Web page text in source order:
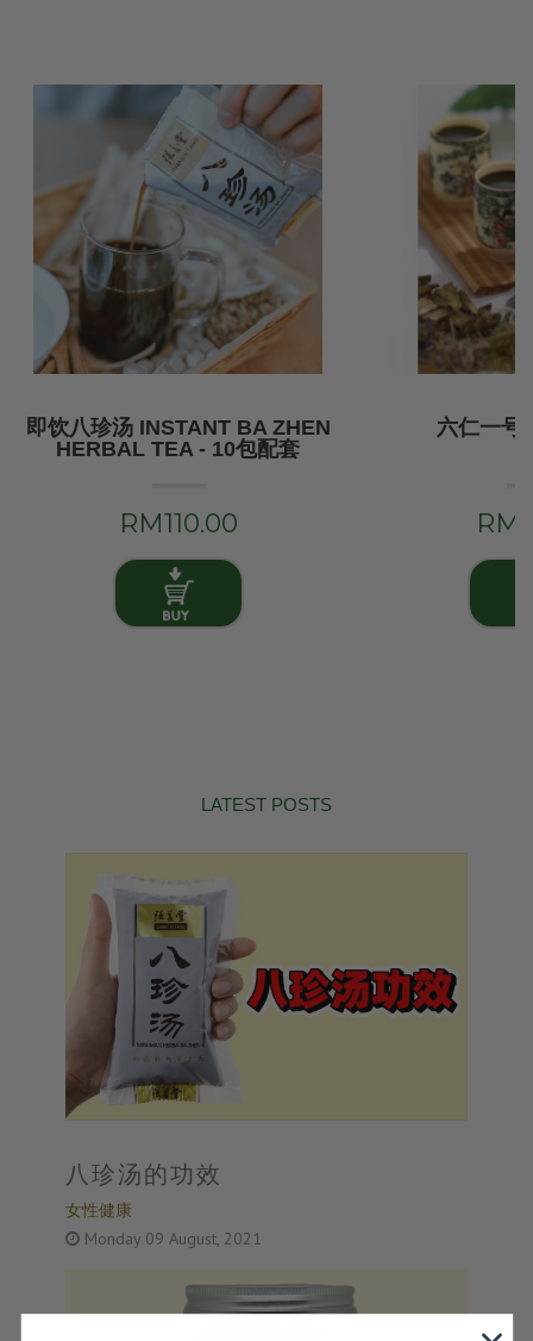
即饮八珍汤 INSTANT BA ZHEN
HERBAL TEA - 10包配套
RM110.00
六仁一号
LATEST POSTS
女性健康
八珍汤的功效
Monday 09 August, 2021